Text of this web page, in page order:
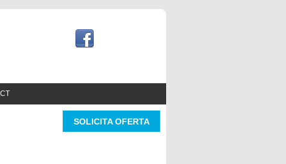
SOLICITA OFERTA